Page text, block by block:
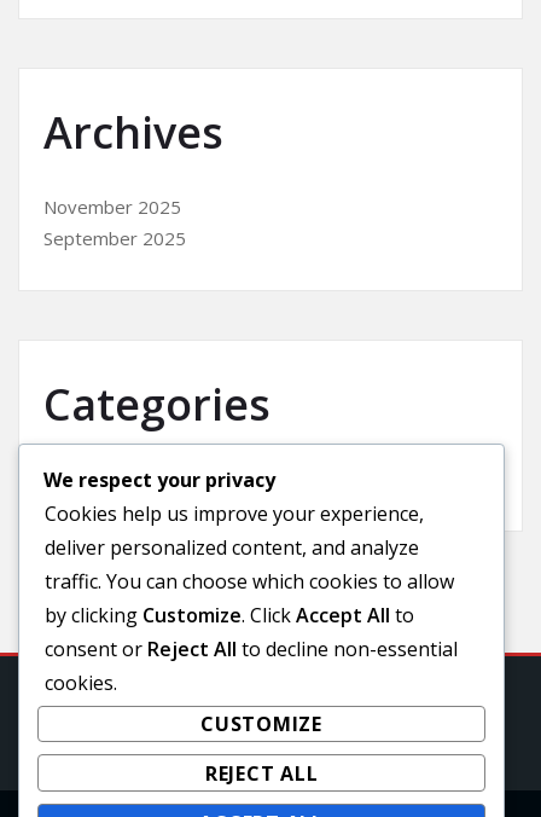
Archives
November 2025
September 2025
Categories
Uncategorized
We respect your privacy
Cookies help us improve your experience,
deliver personalized content, and analyze
traffic. You can choose which cookies to allow
by clicking Customize. ClickAccept All to
consent or Reject All to decline non-essential
cookies.
CUSTOMIZE
REJECT ALL